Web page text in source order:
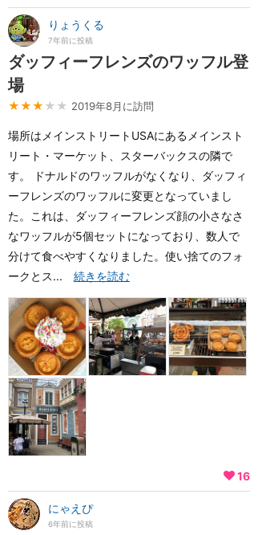
りょうくる
7年前に投稿
ダッフィーフレンズのワッフル登
場
★★★ ★★ 2019年8月に訪問
場所はメインストリートUSAにあるメインスト
リート・マーケット、スターバックスの隣で
す。 ドナルドのワッフルがなくなり、ダッフィ
ーフレンズのワッフルに変更となっていまし
た。これは、ダッフィーフレンズ顔の小さなさ
なワッフルが5個セットになっており、数人で
分けて食べやすくなりました。使い捨てのフォ
ークとス... 続きを読む
16
にゃえぴ
6年前に投稿